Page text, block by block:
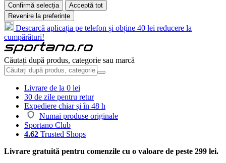
Confirmă selecția
Acceptă tot
Revenire la preferințe
Descarcă aplicația pe telefon și obține 40 lei reducere la
cumpărături!
Căutați după produs, categorie sau marcă
Livrare de la 0 lei
30 de zile pentru retur
Expediere chiar și în 48 h
Numai produse originale
Sportano Club
4.62 Trusted Shops
Livrare gratuită pentru comenzile cu o valoare de peste 299 lei.